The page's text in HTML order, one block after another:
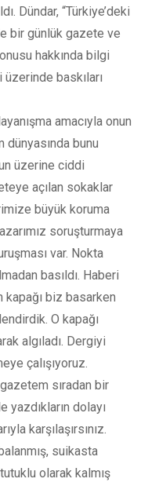
Dündar, “Türkiye’deki
bir günlük gazete ve
hakkında bilgi
baskıları
amacıyla onun
dünyasında bunu
üzerine ciddi
açılan sokaklar
büyük koruma
soruşturmaya
var. Nokta
basıldı. Haberi
kapağı biz basarken
O kapağı
algıladı. Dergiyi
çalışıyoruz.
sıradan bir
dolayı
karşılaşırsınız.
suikasta
tutuklu olarak kalmış